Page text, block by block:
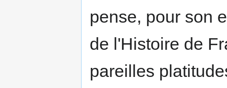
pense, pour son
de l'Histoire de
pareilles